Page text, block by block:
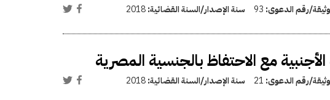
رقم الدعوى: 93 سنة الإصدار/السنة القضائية:2018
مع الاحتفاظ بالجنسية المصرية
رقم الدعوى: 21 سنة الإصدار/السنة القضائية:2018